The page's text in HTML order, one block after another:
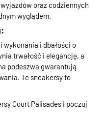
oraz codziennych
wyglądem.
wykonania i dbałości o
trwałość i elegancję, a
podeszwa gwarantują
Te sneakersy to
Court Palisades i poczuj